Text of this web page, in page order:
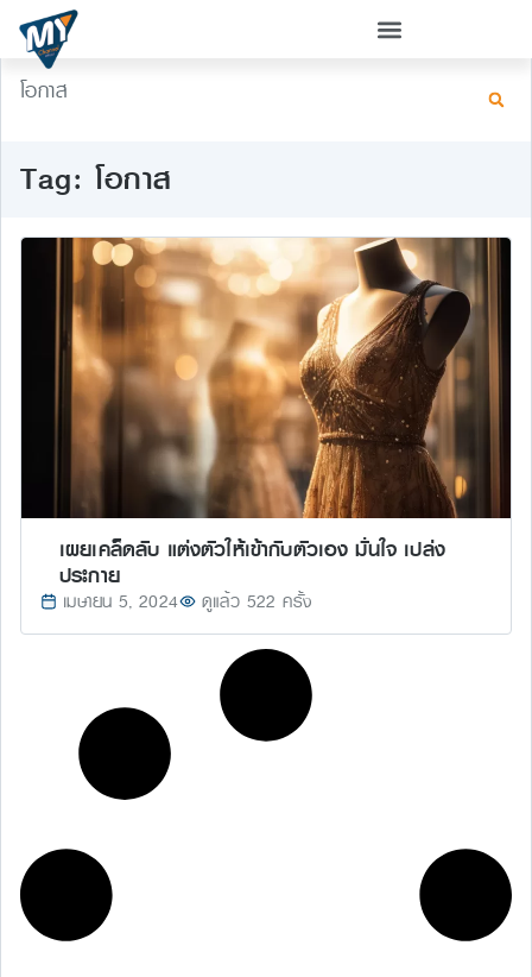
โอกาส
Tag: โอกาส
เผยเคล็ดลับ แต่งตัวให้เข้ากับตัวเอง มั่นใจ เปล่ง
ประกาย
เมษายน 5, 2024 ดูแล้ว 522 ครั้ง